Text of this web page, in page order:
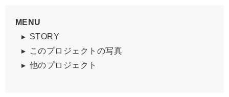
MENU
STORY
このプロジェクトの写真
他のプロジェクト